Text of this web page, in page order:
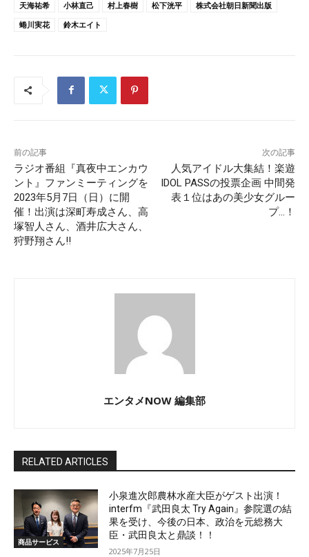
天海祐希
小林直己 村上春樹 松下洸平
株式会社朝日新聞出版
蜷川実花
鈴木エイト
前の記事
ラジオ番組『真夜中エンカウ
ント』ファンミーティングを
2023年5月7日（日）に開
催！出演は深町寿成さん、高
塚智人さん、酒井広大さん、
狩野翔さん!!
次の記事
人気アイドル大集結！楽遊
IDOL PASSの投票企画 中間発
表１位はあの美少女グルー
プ…！
エンタメNOW 編集部
RELATED ARTICLES
商品サービス
小泉進次郎農林水産大臣がゲスト出演！
interfm『武田良太 Try Again』参院選の結
果を受け、今後の日本、政治を元総務大
臣・武田良太と鼎談！！
2025年7月25日